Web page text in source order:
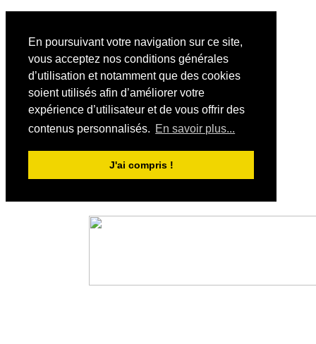
En poursuivant votre navigation sur ce site,
vous acceptez nos conditions générales
d’utilisation et notamment que des cookies
soient utilisés afin d’améliorer votre
expérience d’utilisateur et de vous offrir des
contenus personnalisés. En savoir plus...
J'ai compris !